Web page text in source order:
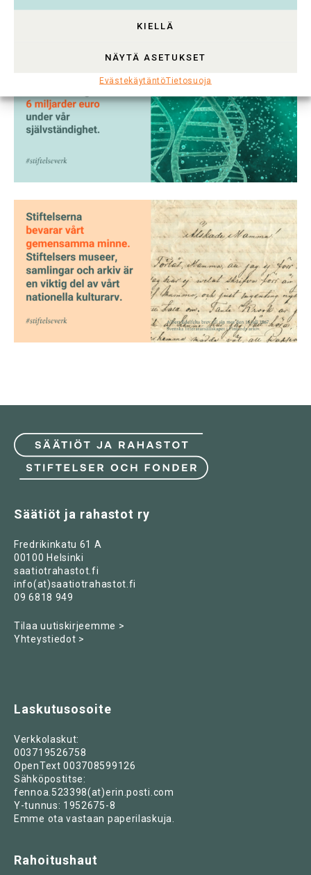
KIELLÄ
NÄYTÄ ASETUKSET
EvästekäytäntöTietosuoja
Säätiöt ja rahastot ry
Fredrikinkatu 61 A
00100 Helsinki
saatiotrahastot.fi
info(at)saatiotrahastot.fi
09 6818 949
Tilaa uutiskirjeemme >
Yhteystiedot >
Laskutusosoite
Verkkolaskut:
003719526758
OpenText 003708599126
Sähköpostitse:
fennoa.523398(at)erin.posti.com
Y-tunnus: 1952675-8
Emme ota vastaan paperilaskuja.
Rahoitushaut